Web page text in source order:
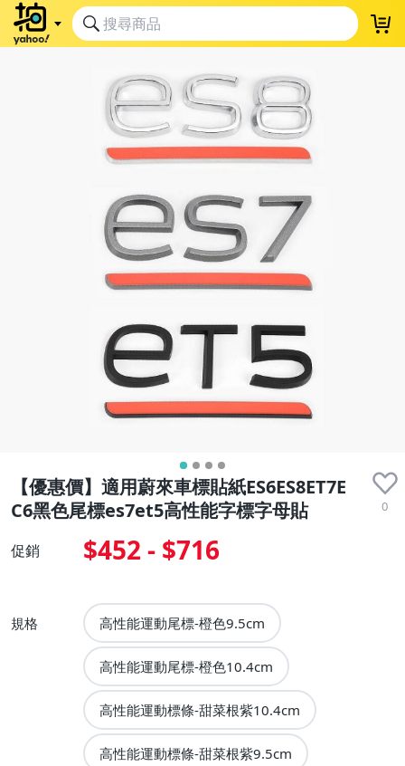
【優惠價】適用蔚來車標貼紙ES6ES8ET7E
C6黑色尾標es7et5高性能字標字母貼
0
促銷 $452 - $716
規格 高性能運動尾標-橙色9.5cm
高性能運動尾標-橙色10.4cm
高性能運動標條-甜菜根紫10.4cm
高性能運動標條-甜菜根紫9.5cm